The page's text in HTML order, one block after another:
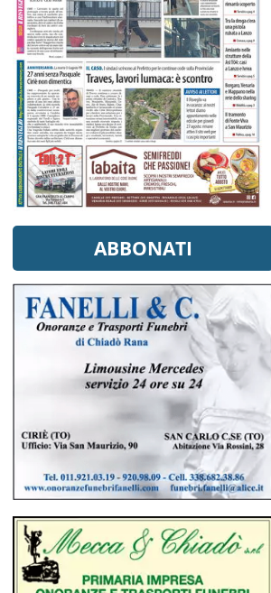
ABBONATI